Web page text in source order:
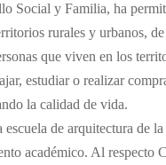
Social y Familia, ha
rurales y urbanos,
que viven en los
estudiar o realizar
la calidad de vida.
de arquitectura de
académico. Al